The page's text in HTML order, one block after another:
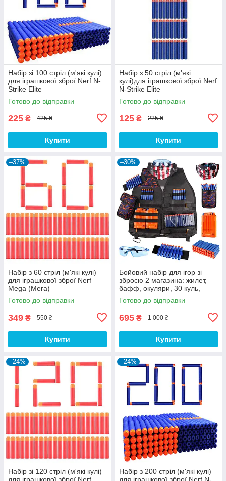
Набір зі 100 стріл (м'які кулі)
для іграшкової зброї Nerf N-
Strike Elite
Готово до відправки
225 ₴ 425 ₴
Купити
Набір з 50 стріл (м'які
кулі)для іграшкової зброї Nerf
N-Strike Elite
Готово до відправки
125 ₴ 225 ₴
Купити
–37%
Набір з 60 стріл (м'які кулі)
для іграшкової зброї Nerf
Mega (Мега)
Готово до відправки
349 ₴ 550 ₴
Купити
–30%
Бойовий набір для ігор зі
зброєю 2 магазина: жилет,
бафф, окуляри, 30 куль,
сумка з карабіном
Готово до відправки
695 ₴ 1 000 ₴
Купити
–24%
Набір зі 120 стріл (м'які кулі)
для іграшкової зброї Nerf
–24%
Набір з 200 стріл (м'які кулі)
для іграшкової зброї Nerf N-